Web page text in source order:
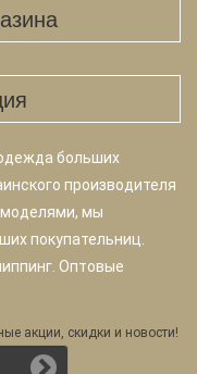
больших
производителя
моделями, мы
покупательниц.
Оптовые
акции, скидки и новости!